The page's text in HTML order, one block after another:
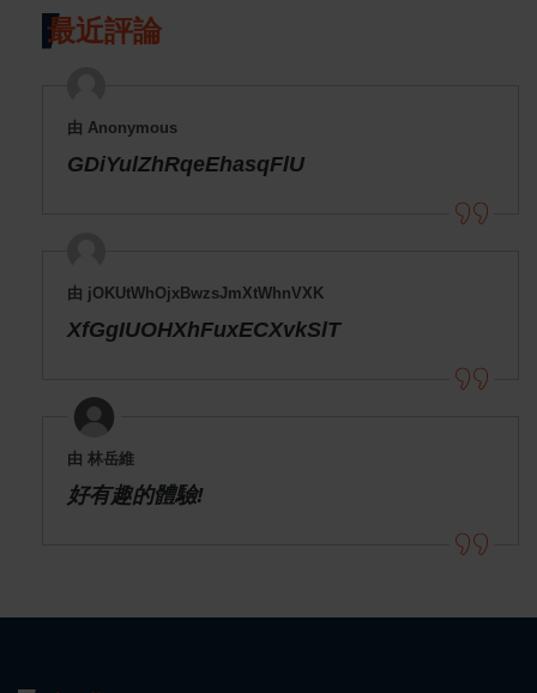
最近評論
由 Anonymous
GDiYulZhRqeEhasqFlU
由 jOKUtWhOjxBwzsJmXtWhnVXK
XfGgIUOHXhFuxECXvkSlT
由 林岳維
好有趣的體驗!